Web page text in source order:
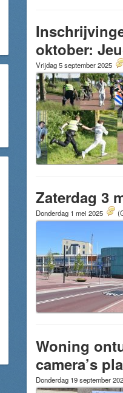
oktober:
Vrijdag 5 september 2025
Zaterdag 3
Donderdag 1 mei 2025
Woning
camera’s
Donderdag 19 september